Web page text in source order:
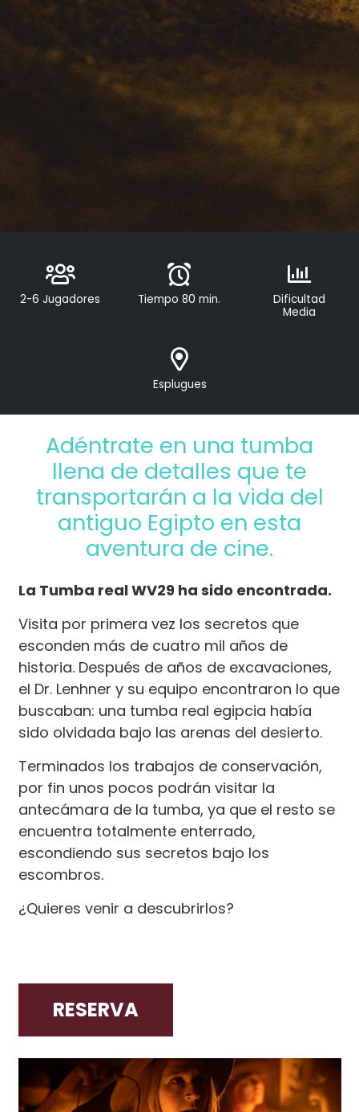
2-6 Jugadores Tiempo 80 min.
Dificultad
Media
Esplugues
Adéntrate en una tumba
llena de detalles que te
transportarán a la vida del
antiguo Egipto en esta
aventura de cine.
La Tumba real WV29 ha sido encontrada.
Visita por primera vez los secretos que
esconden más de cuatro mil años de
historia. Después de años de excavaciones,
el Dr. Lenhner y su equipo encontraron lo que
buscaban: una tumba real egipcia había
sido olvidada bajo las arenas del desierto.
Terminados los trabajos de conservación,
por fin unos pocos podrán visitar la
antecámara de la tumba, ya que el resto se
encuentra totalmente enterrado,
escondiendo sus secretos bajo los
escombros.
¿Quieres venir a descubrirlos?
RESERVA